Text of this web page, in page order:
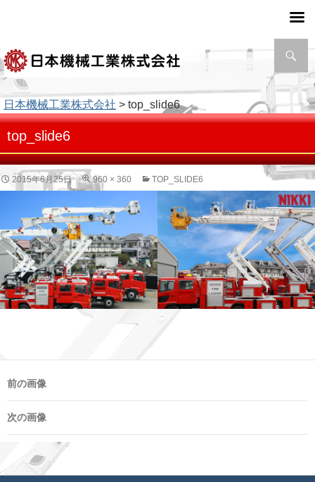
索
日本機械工業株式会社 > top_slide6
top_slide6
2015年6月25日 960 × 360 TOP_SLIDE6
前の画像
次の画像